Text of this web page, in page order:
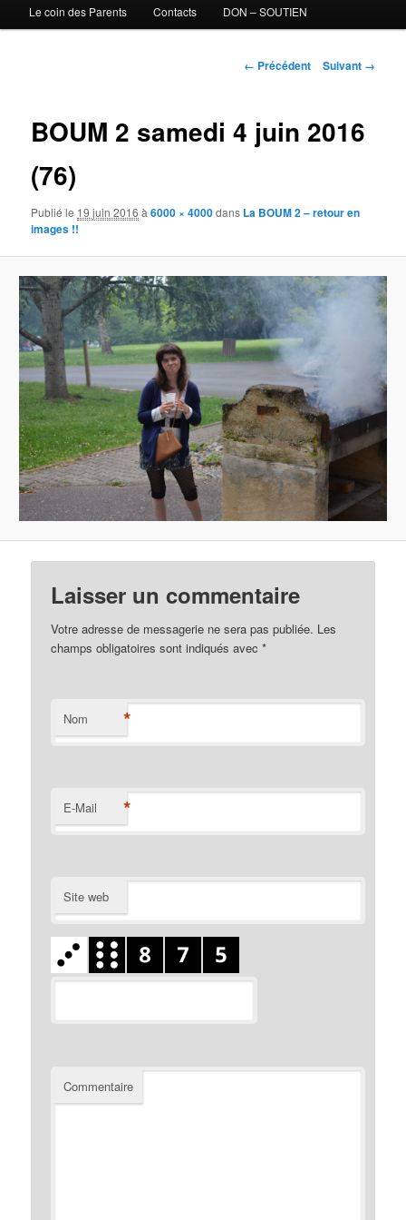
Le coin des Parents Contacts DON – SOUTIEN
Navigation des images
← Précédent Suivant →
BOUM 2 samedi 4 juin 2016
(76)
Publié le 19 juin 2016 à6000 × 4000dans La BOUM 2 – retour en
images !!
Laisser un commentaire
Votre adresse de messagerie ne sera pas publiée. Les
champs obligatoires sont indiqués avec*
Nom *
E-Mail *
Site web
Commentaire